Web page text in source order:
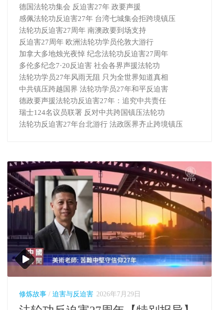
德国法轮功集会 反迫害27年 政要声援
感佩法轮功反迫害27年 台湾七城集会拒跨境镇压
法轮功反迫害27周年 南澳政要到场支持
反迫害27周年 欧洲法轮功学员伦敦大游行
加拿大多地烛光夜悼 纪念法轮功反迫害27周年
多伦多纪念7·20反迫害 社会各界声援法轮功
法轮功学员27年风雨无阻 只为全世界知道真相
中共镇压跨越国界 法轮功学员27年和平反迫害
德政要声援法轮功反迫害27年：追究中共责任
瑞士124名议员联署 反对中共跨国镇压法轮功
法轮功反迫害27年台北游行 法政医界齐止跨境镇压
修炼故事 / 迫害与反迫害 2026年7月29日